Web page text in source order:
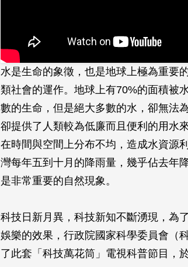
水是生命的象徵，也是地球上極為重要
類社會的運作。地球上有70%的面積被
數的生命，但是絕大多數的水，卻無法
卻提供了人類較為低廉而且便利的用水
在時間與空間上分布不均，造成水資源
灣每年五到十月的降雨量，幾乎佔去年
是非常重要的自然現象。
科技日新月異，科技新知不斷湧現，為
娛樂的效果，行政院國家科學委員會（
了此套「科技萬花筒」電視科普節目，